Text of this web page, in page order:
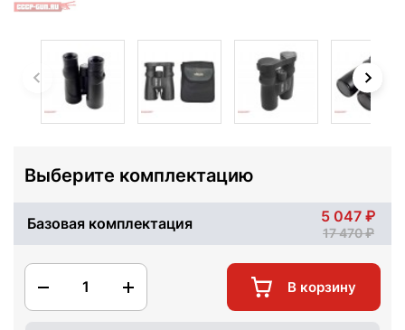
Выберите комплектацию
Базовая комплектация 5 047
17 470
1 В корзину